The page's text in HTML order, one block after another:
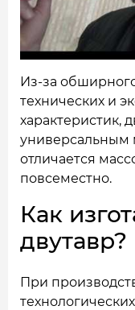
Из-за
технических и
характеристик,
универсальным
отличается
повсеместно.
Как
двутавр?
При